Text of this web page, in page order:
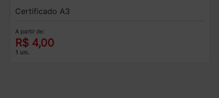
Certificado A3
A partir de:
R$ 4,00
1 un.